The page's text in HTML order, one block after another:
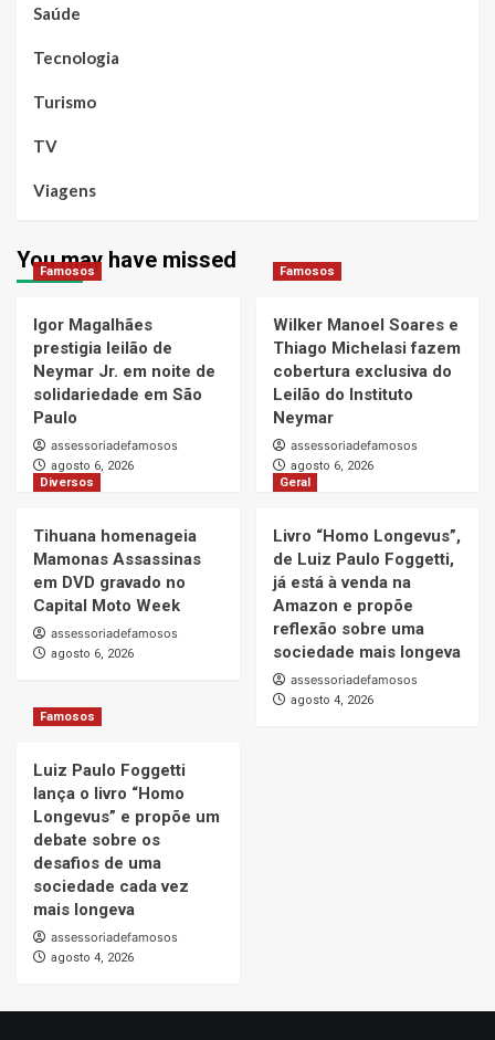
Saúde
Tecnologia
Turismo
TV
Viagens
You may have missed
Famosos
Igor Magalhães
prestigia leilão de
Neymar Jr. em noite de
solidariedade em São
Paulo
assessoriadefamosos
agosto 6, 2026
Famosos
Wilker Manoel Soares e
Thiago Michelasi fazem
cobertura exclusiva do
Leilão do Instituto
Neymar
assessoriadefamosos
agosto 6, 2026
Diversos
Tihuana homenageia
Mamonas Assassinas
em DVD gravado no
Capital Moto Week
assessoriadefamosos
agosto 6, 2026
Geral
Livro “Homo Longevus”,
de Luiz Paulo Foggetti,
já está à venda na
Amazon e propõe
reflexão sobre uma
sociedade mais longeva
assessoriadefamosos
agosto 4, 2026
Famosos
Luiz Paulo Foggetti
lança o livro “Homo
Longevus” e propõe um
debate sobre os
desafios de uma
sociedade cada vez
mais longeva
assessoriadefamosos
agosto 4, 2026